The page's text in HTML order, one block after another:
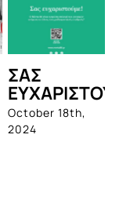
ΣΑΣ
October 18th,
2024